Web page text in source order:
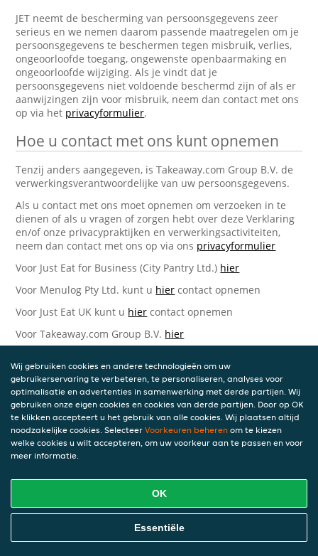
JET neemt de bescherming van persoonsgegevens zeer
serieus en we nemen daarom passende maatregelen om je
persoonsgegevens te beschermen tegen misbruik, verlies,
ongeoorloofde toegang, ongewenste openbaarmaking en
ongeoorloofde wijziging. Als je vindt dat je
persoonsgegevens niet voldoende beschermd zijn of als er
aanwijzingen zijn voor misbruik, neem dan contact met ons
op via het privacyformulier.
Hoe u contact met ons kunt opnemen
Tenzij anders aangegeven, is Takeaway.com Group B.V. de
verwerkingsverantwoordelijke van uw persoonsgegevens.
Als u contact met ons moet opnemen om verzoeken in te
dienen of als u vragen of zorgen hebt over deze Verklaring
en/of onze privacypraktijken en verwerkingsactiviteiten,
neem dan contact met ons op via ons privacyformulier
Voor Just Eat for Business (City Pantry Ltd.) hier
Voor Menulog Pty Ltd. kunt u hier contact opnemen
Voor Just Eat UK kunt u hier contact opnemen
Voor Takeaway.com Group B.V. hier
Takeaway.com Group B.V.
Piet Heinkade 61
1019 GM Amsterdam
Nederland
Bijgewerkte versies van deze
Wij kunnen deze Verklaring van tijd tot tijd bijwerken als
reactie op veranderende juridische, technische of zakelijke
ontwikkelingen. Wanneer wij onze Privacyverklaring
bijwerken, zullen wij passende maatregelen nemen om u
Wij gebruiken cookies en andere technologieën om uw
gebruikerservaring te verbeteren, te personaliseren, analyses voor
optimalisatie en advertenties in samenwerking met derde partijen. Wij
gebruiken onze eigen cookies en cookies van derde partijen. Door op OK
te klikken accepteert u het gebruik van alle cookies. Wij plaatsen altijd
noodzakelijke cookies. Selecteer Voorkeuren beheren om te kiezen
welke cookies u wilt accepteren, om uw voorkeur aan te passen en voor
meer informatie.
OK
Essentiële